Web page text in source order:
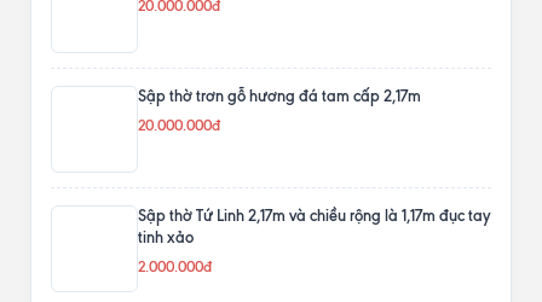
20.000.000đ
Sập thờ trơn gỗ hương đá tam cấp 2,17m
20.000.000đ
Sập thờ Tứ Linh 2,17m và chiều rộng là 1,17m đục tay
tinh xảo
2.000.000đ